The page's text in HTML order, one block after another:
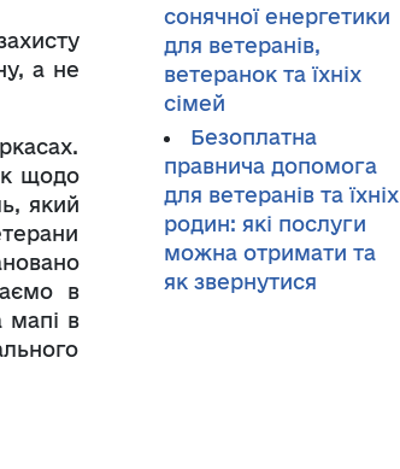
а не
щодо
який
в
мапі в
сонячної енергетики
для ветеранів,
ветеранок та їхніх
сімей
Безоплатна
правнича допомога
для ветеранів та їхніх
родин: які послуги
можна отримати та
як звернутися